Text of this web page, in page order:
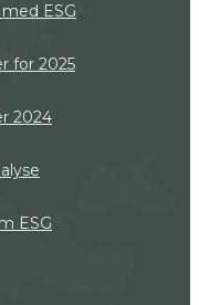
ESG
for 2025
2024
ESG